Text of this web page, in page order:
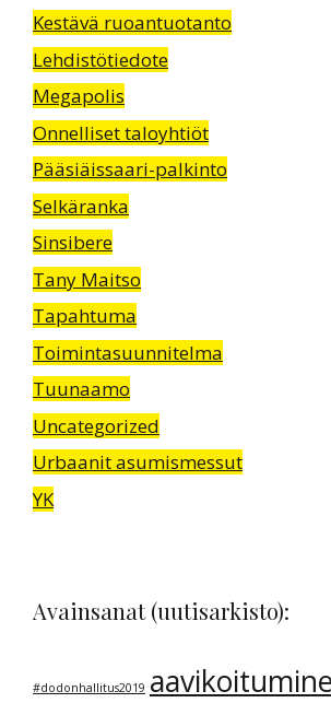
Kestävä ruoantuotanto
Lehdistötiedote
Megapolis
Onnelliset taloyhtiöt
Pääsiäissaari-palkinto
Selkäranka
Sinsibere
Tany Maitso
Tapahtuma
Toimintasuunnitelma
Tuunaamo
Uncategorized
Urbaanit asumismessut
YK
Avainsanat (uutisarkisto):
#dodonhallitus2019